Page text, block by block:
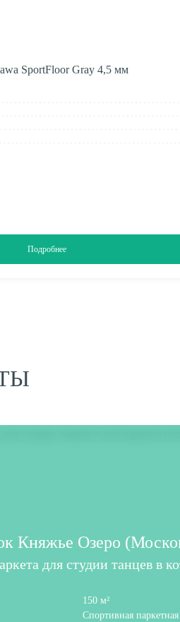
SportFloor Gray 4,5 мм
Подробнее
Княжье Озеро
для студии танцев в
150 м²
Спортивная